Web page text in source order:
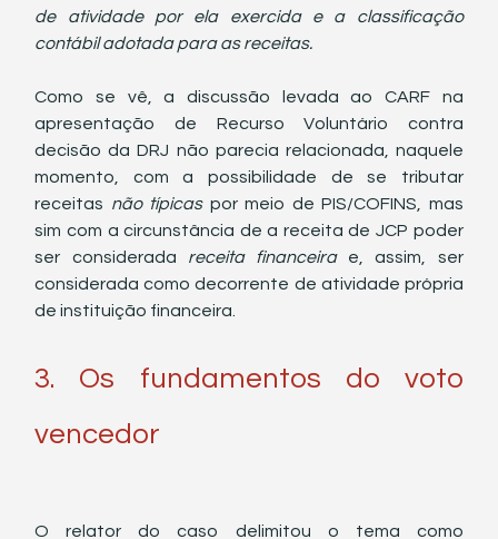
de atividade por ela exercida e a classificação
contábil adotada para as receitas.
Como se vê, a discussão levada ao CARF na
apresentação de Recurso Voluntário contra
decisão da DRJ não parecia relacionada, naquele
momento, com a possibilidade de se tributar
receitas não típicas por meio de PIS/COFINS, mas
sim com a circunstância de a receita de JCP poder
ser considerada receita financeira e, assim, ser
considerada como decorrente de atividade própria
de instituição financeira.
3. Os fundamentos do voto
vencedor
O relator do caso delimitou o tema como